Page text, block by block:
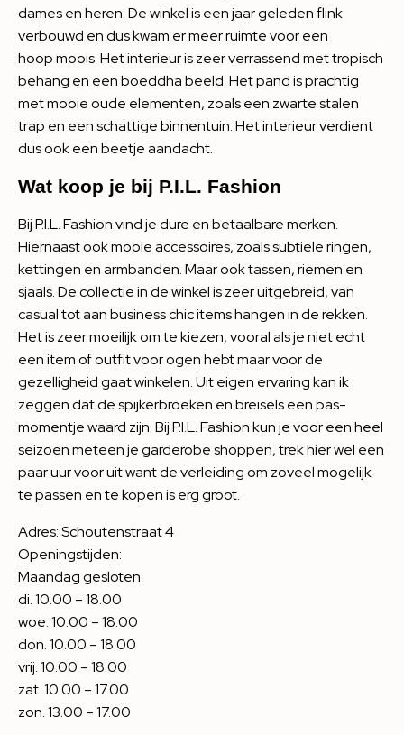
dames en heren. De winkel is een jaar geleden flink
verbouwd en dus kwam er meer ruimte voor een
hoop moois. Het interieur is zeer verrassend met tropisch
behang en een boeddha beeld. Het pand is prachtig
met mooie oude elementen, zoals een zwarte stalen
trap en een schattige binnentuin. Het interieur verdient
dus ook een beetje aandacht.
Wat koop je bij P.I.L. Fashion
Bij P.I.L. Fashion vind je dure en betaalbare merken.
Hiernaast ook mooie accessoires, zoals subtiele ringen,
kettingen en armbanden. Maar ook tassen, riemen en
sjaals. De collectie in de winkel is zeer uitgebreid, van
casual tot aan business chic items hangen in de rekken.
Het is zeer moeilijk om te kiezen, vooral als je niet echt
een item of outfit voor ogen hebt maar voor de
gezelligheid gaat winkelen. Uit eigen ervaring kan ik
zeggen dat de spijkerbroeken en breisels een pas-
momentje waard zijn. Bij P.I.L. Fashion kun je voor een heel
seizoen meteen je garderobe shoppen, trek hier wel een
paar uur voor uit want de verleiding om zoveel mogelijk
te passen en te kopen is erg groot.
Adres: Schoutenstraat 4
Openingstijden:
Maandag gesloten
di. 10.00 – 18.00
woe. 10.00 – 18.00
don. 10.00 – 18.00
vrij. 10.00 – 18.00
zat. 10.00 – 17.00
zon. 13.00 – 17.00